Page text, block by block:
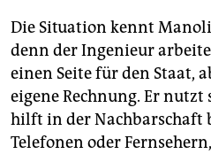
Die Situation kennt
denn der Ingenieur
einen Seite für den Staat,
eigene Rechnung. Er nutzt
hilft in der Nachbarschaft
Telefonen oder